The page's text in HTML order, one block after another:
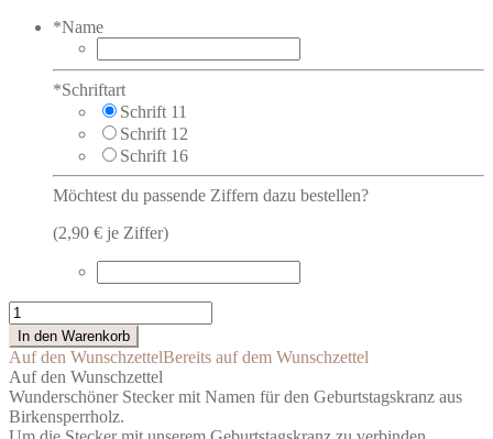
*Name
*Schriftart
Schrift 11
Schrift 12
Schrift 16
Möchtest du passende Ziffern dazu bestellen?
(2,90 € je Ziffer)
Stecker
mit
Namen
Menge
In den Warenkorb
Auf den WunschzettelBereits auf dem Wunschzettel
Auf den Wunschzettel
Wunderschöner Stecker mit Namen für den Geburtstagskranz aus
Birkensperrholz.